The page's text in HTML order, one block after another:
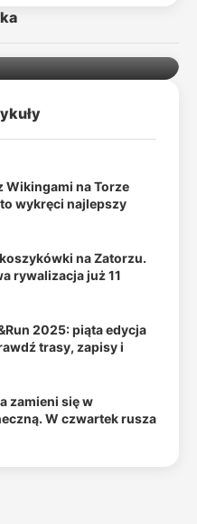
Wikingami na Torze
wykręci najlepszy
na Zatorzu.
rywalizacja już 11
2025: piąta edycja
trasy, zapisy i
zamieni się w
W czwartek rusza